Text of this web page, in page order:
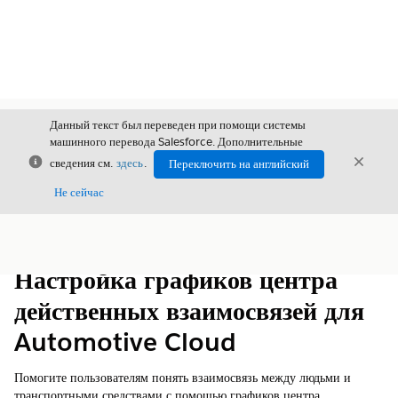
Закрыть
Данный текст был переведен при помощи системы
машинного перевода Salesforce. Дополнительные
сведения см. здесь.
Переключить на английский
Не сейчас
Настройка графиков центра
действенных взаимосвязей для
Automotive Cloud
Помогите пользователям понять взаимосвязь между людьми и